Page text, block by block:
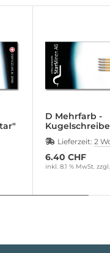
D Mehrfarb -
Lieferzeit: 2
6.40 CHF
inkl. 8.1 % MwSt. zzgl.